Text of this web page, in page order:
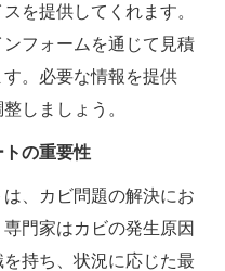
を提供してくれます。
フォームを通じて見積
。必要な情報を提供
しましょう。
トの重要性
、カビ問題の解決にお
門家はカビの発生原因
持ち、状況に応じた最